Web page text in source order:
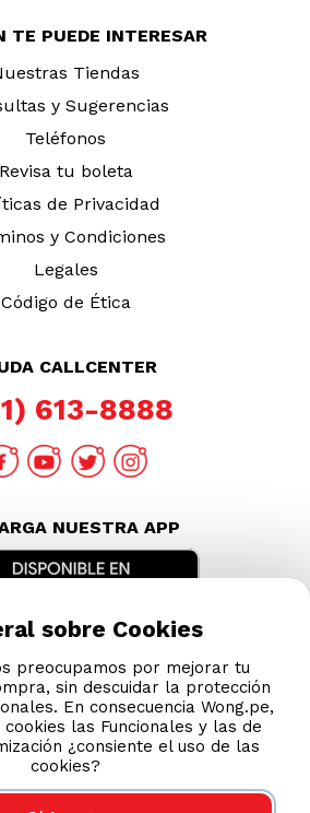
TE PUEDE INTERESAR
Tiendas
y Sugerencias
Teléfonos
Revisa tu boleta
de Privacidad
y Condiciones
Legales
Código de Ética
CALLCENTER
613-8888
NUESTRA APP
sobre Cookies
preocupamos por mejorar tu
sin descuidar la protección
En consecuencia Wong.pe,
las Funcionales y las de
¿consiente el uso de las
cookies?